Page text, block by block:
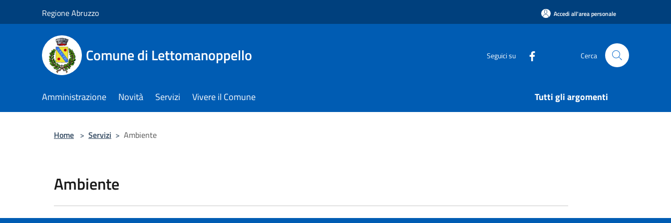
Regione Abruzzo Accedi all'area personale
Comune di Lettomanoppello Seguici su Cerca
Amministrazione Novità Servizi Vivere il Comune Tutti gli argomenti
Home > Servizi > Ambiente
Ambiente